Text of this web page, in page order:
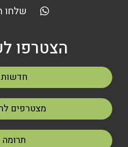
שלחו
הצטרפו
חדשות
מצטרפים
תרומה